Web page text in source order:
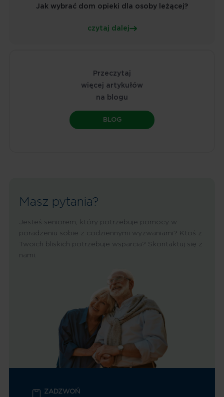
Jak wybrać dom opieki dla osoby leżącej?
czytaj dalej
Przeczytaj
więcej artykułów
na blogu
BLOG
Masz pytania?
Jesteś seniorem, który potrzebuje pomocy w
poradzeniu sobie z codziennymi wyzwaniami? Ktoś z
Twoich bliskich potrzebuje wsparcia? Skontaktuj się z
nami.
ZADZWOŃ